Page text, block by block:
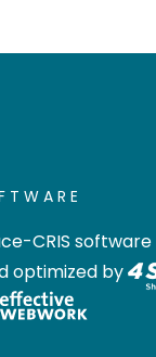
CRIS software
optimized by